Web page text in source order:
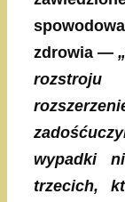
zdrowia —
wypadki
trzecich,